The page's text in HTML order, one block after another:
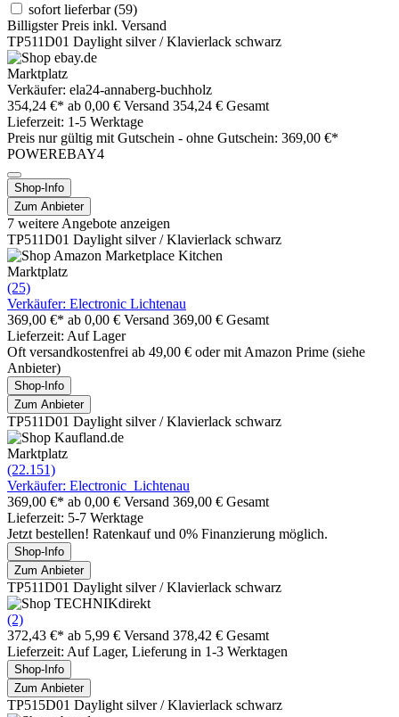
sofort lieferbar(59)
Billigster Preis inkl. Versand
TP511D01 Daylight silver / Klavierlack schwarz
Marktplatz
Verkäufer: ela24-annaberg-buchholz
354,24 €* ab 0,00 € Versand 354,24 € Gesamt
Lieferzeit: 1-5 Werktage
Preis nur gültig mit Gutschein - ohne Gutschein: 369,00 €*
POWEREBAY4
Shop-Info
Zum Anbieter
7 weitere Angebote anzeigen
TP511D01 Daylight silver / Klavierlack schwarz
Marktplatz
(25)
Verkäufer: Electronic Lichtenau
369,00 €* ab 0,00 € Versand 369,00 € Gesamt
Lieferzeit: Auf Lager
Oft versandkostenfrei ab 49,00 € oder mit Amazon Prime (siehe
Anbieter)
Shop-Info
Zum Anbieter
TP511D01 Daylight silver / Klavierlack schwarz
Marktplatz
(22.151)
Verkäufer: Electronic_Lichtenau
369,00 €* ab 0,00 € Versand 369,00 € Gesamt
Lieferzeit: 5-7 Werktage
Jetzt bestellen! Ratenkauf und 0% Finanzierung möglich.
Shop-Info
Zum Anbieter
TP511D01 Daylight silver / Klavierlack schwarz
(2)
372,43 €* ab 5,99 € Versand 378,42 € Gesamt
Lieferzeit: Auf Lager, Lieferung in 1-3 Werktagen
Shop-Info
Zum Anbieter
TP515D01 Daylight silver / Klavierlack schwarz